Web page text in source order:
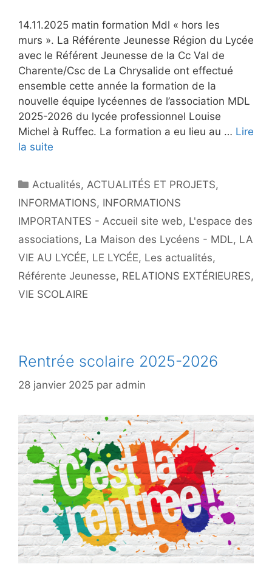
14.11.2025 matin formation Mdl « hors les
murs ». La Référente Jeunesse Région du Lycée
avec le Référent Jeunesse de la Cc Val de
Charente/Csc de La Chrysalide ont effectué
ensemble cette année la formation de la
nouvelle équipe lycéennes de l’association MDL
2025-2026 du lycée professionnel Louise
Michel à Ruffec. La formation a eu lieu au … Lire
la suite
Catégories
Actualités,ACTUALITÉS ET PROJETS,
INFORMATIONS, INFORMATIONS
IMPORTANTES - Accueil site web, L'espace des
associations, La Maison des Lycéens - MDL, LA
VIE AU LYCÉE, LE LYCÉE, Les actualités,
Référente Jeunesse, RELATIONS EXTÉRIEURES,
VIE SCOLAIRE
Rentrée scolaire 2025-2026
28 janvier 2025 par admin